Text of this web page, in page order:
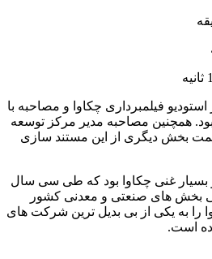
فیلمبرداری چکاوا و مصاحبه با
همچنین مصاحبه مدیر مرکز توسعه
بخش دیگری از این مستند سازی
بسیار غنی چکاوا بود که طی سی سال
بخش های صنعتی و معدنی کشور
به یکی از بی بدیل ترین شرکت های
است.